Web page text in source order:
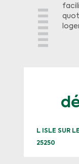
L ISLE SUR
25250